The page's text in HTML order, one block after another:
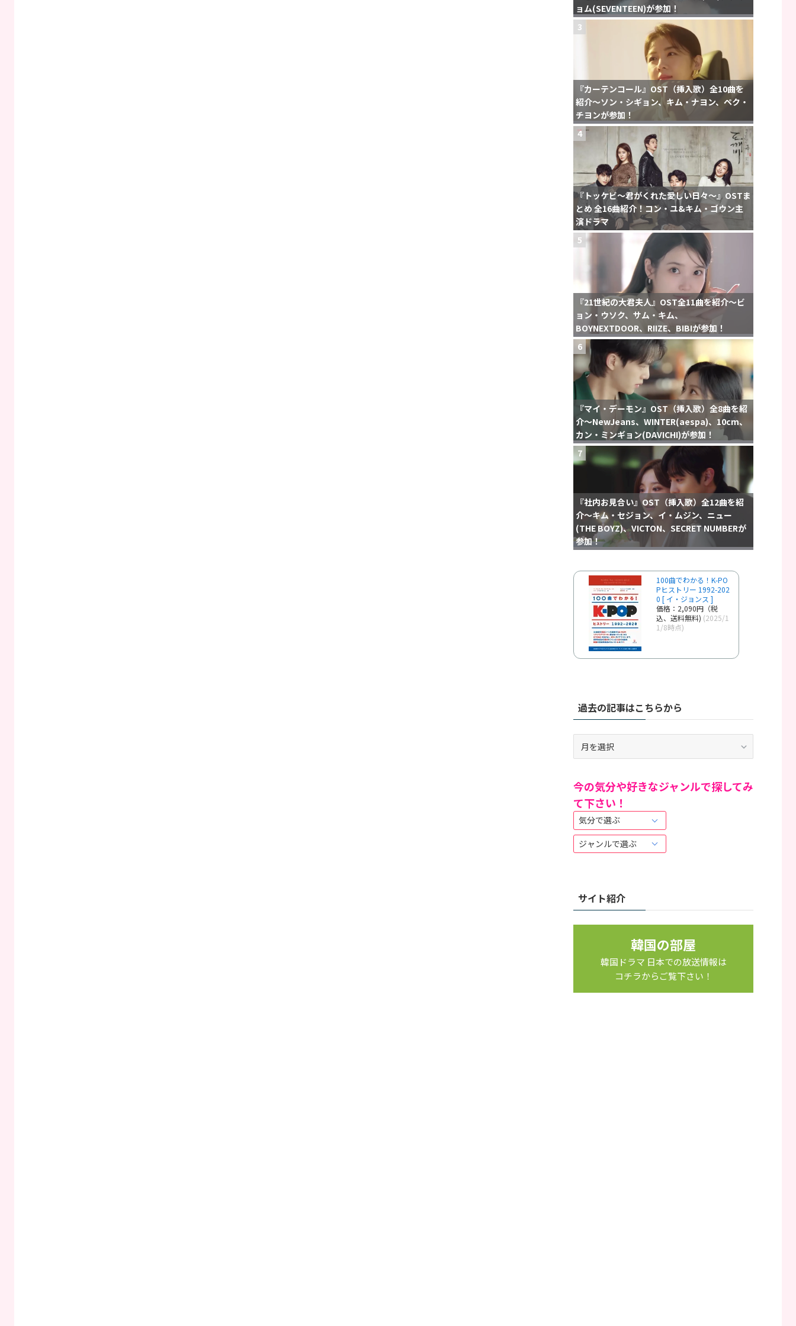
ョム(SEVENTEEN)が参加！
3
『カーテンコール』OST（挿入歌）全10曲を
紹介〜ソン・シギョン、キム・ナヨン、ペク・
チヨンが参加！
4
『トッケビ〜君がくれた愛しい日々〜』OSTま
とめ 全16曲紹介！コン・ユ&キム・ゴウン主
演ドラマ
5
『21世紀の大君夫人』OST全11曲を紹介〜ビ
ョン・ウソク、サム・キム、
BOYNEXTDOOR、RIIZE、BIBIが参加！
6
『マイ・デーモン』OST（挿入歌）全8曲を紹
介〜NewJeans、WINTER(aespa)、10cm、
カン・ミンギョン(DAVICHI)が参加！
7
『社内お見合い』OST（挿入歌）全12曲を紹
介〜キム・セジョン、イ・ムジン、ニュー
(THE BOYZ)、VICTON、SECRET NUMBERが
参加！
100曲でわかる！K-PO
Pヒストリー 1992-202
0 [ イ・ジョンス ]
価格：2,090円（税
込、送料無料) (2025/1
1/8時点)
過去の記事はこちらから
記
事
は
こ
ち
ら
今の気分や好きなジャンルで探してみ
て下さい！
サイト紹介
韓国の部屋
韓国ドラマ 日本での放送情報は
コチラからご覧下さい！